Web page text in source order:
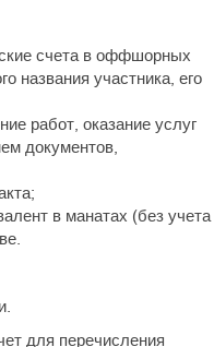
счета в оффшорных
названия участника, его
работ, оказание услуг
документов,
в манатах (без учета
для перечисления